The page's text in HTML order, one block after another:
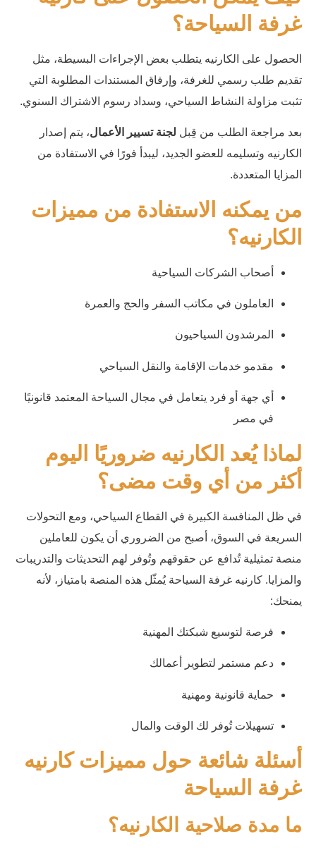
غرفة السياحة؟
الحصول على الكارنيه يتطلب بعض الإجراءات البسيطة، مثل
تقديم طلب رسمي للغرفة، وإرفاق المستندات المطلوبة التي
تثبت مزاولة النشاط السياحي، وسداد رسوم الاشتراك السنوي.
بعد مراجعة الطلب من قِبل لجنة تسيير الأعمال، يتم إصدار
الكارنيه وتسليمه للعضو الجديد، ليبدأ فورًا في الاستفادة من
المزايا المتعددة.
من يمكنه الاستفادة من مميزات
الكارنيه؟
أصحاب الشركات السياحية
العاملون في مكاتب السفر والحج والعمرة
المرشدون السياحيون
مقدمو خدمات الإقامة والنقل السياحي
أي جهة أو فرد يتعامل في مجال السياحة المعتمد قانونيًا
في مصر
لماذا يُعد الكارنيه ضروريًا اليوم
أكثر من أي وقت مضى؟
في ظل المنافسة الكبيرة في القطاع السياحي، ومع التحولات
السريعة في السوق، أصبح من الضروري أن يكون للعاملين
منصة تمثيلية تُدافع عن حقوقهم وتُوفر لهم التحديثات والتدريبات
والمزايا. كارنيه غرفة السياحة يُمثّل هذه المنصة بامتياز، لأنه
يمنحك:
فرصة لتوسيع شبكتك المهنية
دعم مستمر لتطوير أعمالك
حماية قانونية ومهنية
تسهيلات تُوفر لك الوقت والمال
أسئلة شائعة حول مميزات كارنيه
غرفة السياحة
ما مدة صلاحية الكارنيه؟